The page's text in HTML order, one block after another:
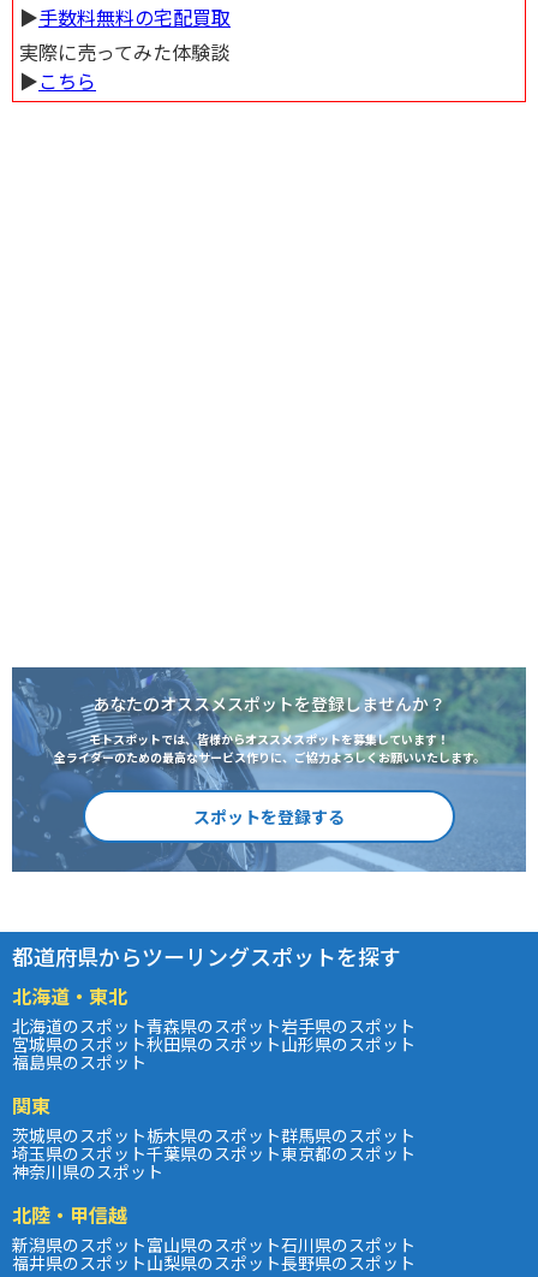
▶︎手数料無料の宅配買取
実際に売ってみた体験談
▶︎こちら
あなたのオススメスポットを登録しませんか？
モトスポットでは、皆様からオススメスポットを募集しています！
全ライダーのための最高なサービス作りに、ご協力よろしくお願いいたします。
スポットを登録する
都道府県からツーリングスポットを探す
北海道・東北
北海道のスポット青森県のスポット岩手県のスポット
宮城県のスポット秋田県のスポット山形県のスポット
福島県のスポット
関東
茨城県のスポット栃木県のスポット群馬県のスポット
埼玉県のスポット千葉県のスポット東京都のスポット
神奈川県のスポット
北陸・甲信越
新潟県のスポット富山県のスポット石川県のスポット
福井県のスポット山梨県のスポット長野県のスポット